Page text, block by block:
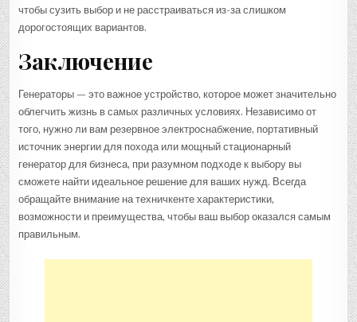
чтобы сузить выбор и не расстраиваться из-за слишком
дорогостоящих вариантов.
Заключение
Генераторы — это важное устройство, которое может значительно
облегчить жизнь в самых различных условиях. Независимо от
того, нужно ли вам резервное электроснабжение, портативный
источник энергии для похода или мощный стационарный
генератор для бизнеса, при разумном подходе к выбору вы
сможете найти идеальное решение для ваших нужд. Всегда
обращайте внимание на техничкенте характеристики,
возможности и преимущества, чтобы ваш выбор оказался самым
правильным.